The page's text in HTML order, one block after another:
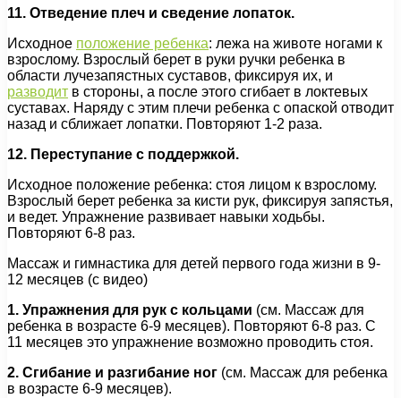
11. Отведение плеч и сведение лопаток.
Исходное положение ребенка: лежа на животе ногами к
взрослому. Взрослый берет в руки ручки ребенка в
области лучезапястных суставов, фиксируя их, и
разводит в стороны, а после этого сгибает в локтевых
суставах. Наряду с этим плечи ребенка с опаской отводит
назад и сближает лопатки. Повторяют 1-2 раза.
12. Переступание с поддержкой.
Исходное положение ребенка: стоя лицом к взрослому.
Взрослый берет ребенка за кисти рук, фиксируя запястья,
и ведет. Упражнение развивает навыки ходьбы.
Повторяют 6-8 раз.
Массаж и гимнастика для детей первого года жизни в 9-
12 месяцев (с видео)
1. Упражнения для рук с кольцами (см. Массаж для
ребенка в возрасте 6-9 месяцев). Повторяют 6-8 раз. С
11 месяцев это упражнение возможно проводить стоя.
2. Сгибание и разгибание ног (см. Массаж для ребенка
в возрасте 6-9 месяцев).